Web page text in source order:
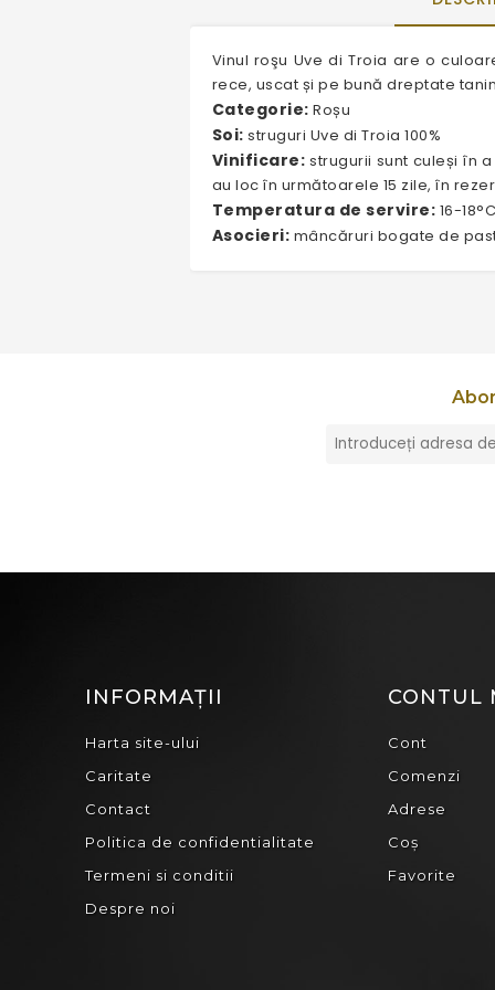
Vinul roşu Uve di Troia are o
rece, uscat și pe bună dreptate
Categorie: Roșu
Soi: struguri Uve di Troia 100%
Vinificare: strugurii sunt culeși în
au loc în următoarele 15 zile, în
Temperatura de servire: 16-18°C
Asocieri: mâncăruri bogate de
INFORMAȚII
Harta site-ului
Caritate
Contact
Politica de confidentialitate
Termeni si conditii
Despre noi
CONTUL
Cont
Comenzi
Adrese
Coș
Favorite